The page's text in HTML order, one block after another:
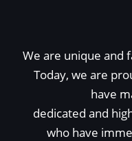
We are unique and
Today, we are
have
dedicated and
who have